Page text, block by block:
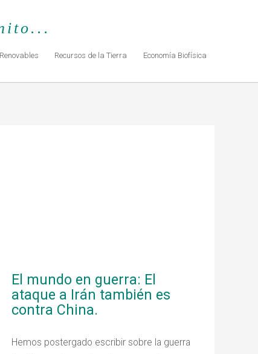
Recursos de la Tierra Economía Biofísica
El mundo en guerra: El
ataque a Irán también es
contra China.
Hemos postergado escribir sobre la guerra